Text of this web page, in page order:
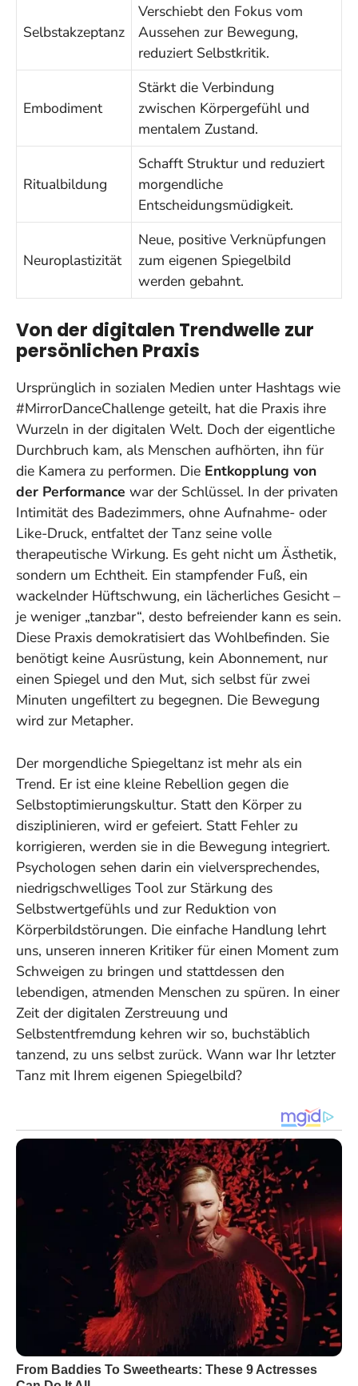
Selbstakzeptanz
Verschiebt den Fokus vom
Aussehen zur Bewegung,
reduziert Selbstkritik.
Embodiment
Stärkt die Verbindung
zwischen Körpergefühl und
mentalem Zustand.
Ritualbildung
Schafft Struktur und reduziert
morgendliche
Entscheidungsmüdigkeit.
Neuroplastizität
Neue, positive Verknüpfungen
zum eigenen Spiegelbild
werden gebahnt.
Von der digitalen Trendwelle zur
persönlichen Praxis
Ursprünglich in sozialen Medien unter Hashtags wie
#MirrorDanceChallenge geteilt, hat die Praxis ihre
Wurzeln in der digitalen Welt. Doch der eigentliche
Durchbruch kam, als Menschen aufhörten, ihn für
die Kamera zu performen. Die Entkopplung von
der Performance war der Schlüssel. In der privaten
Intimität des Badezimmers, ohne Aufnahme- oder
Like-Druck, entfaltet der Tanz seine volle
therapeutische Wirkung. Es geht nicht um Ästhetik,
sondern um Echtheit. Ein stampfender Fuß, ein
wackelnder Hüftschwung, ein lächerliches Gesicht –
je weniger „tanzbar“, desto befreiender kann es sein.
Diese Praxis demokratisiert das Wohlbefinden. Sie
benötigt keine Ausrüstung, kein Abonnement, nur
einen Spiegel und den Mut, sich selbst für zwei
Minuten ungefiltert zu begegnen. Die Bewegung
wird zur Metapher.
Der morgendliche Spiegeltanz ist mehr als ein
Trend. Er ist eine kleine Rebellion gegen die
Selbstoptimierungskultur. Statt den Körper zu
disziplinieren, wird er gefeiert. Statt Fehler zu
korrigieren, werden sie in die Bewegung integriert.
Psychologen sehen darin ein vielversprechendes,
niedrigschwelliges Tool zur Stärkung des
Selbstwertgefühls und zur Reduktion von
Körperbildstörungen. Die einfache Handlung lehrt
uns, unseren inneren Kritiker für einen Moment zum
Schweigen zu bringen und stattdessen den
lebendigen, atmenden Menschen zu spüren. In einer
Zeit der digitalen Zerstreuung und
Selbstentfremdung kehren wir so, buchstäblich
tanzend, zu uns selbst zurück. Wann war Ihr letzter
Tanz mit Ihrem eigenen Spiegelbild?